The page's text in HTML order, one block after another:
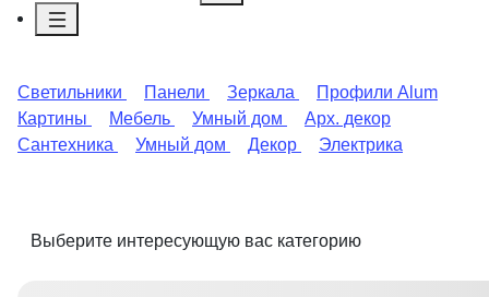
Светильники Панели Зеркала
Профили Alum
Картины
Мебель Умный дом
Арх. декор
Сантехника
Умный дом Декор Электрика
Выберите интересующую вас категорию